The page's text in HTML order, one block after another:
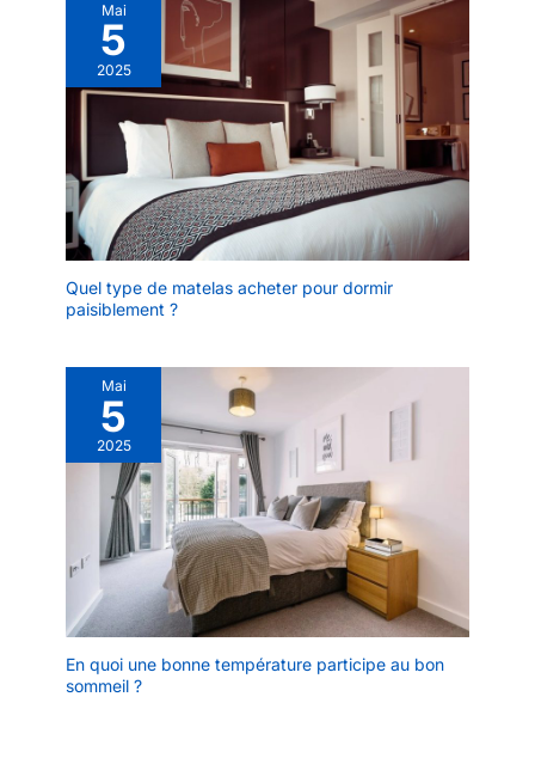
Mai
5
2025
Quel type de matelas acheter pour dormir
paisiblement ?
Mai
5
2025
En quoi une bonne température participe au bon
sommeil ?